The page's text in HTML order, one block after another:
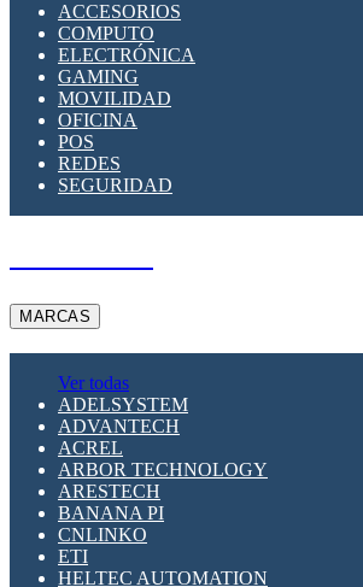
SUPRESOR DE TRANSIENTES
APLICACIONES FOTOVOLTAICAS
ACCESORIOS
COMPUTO
ELECTRÓNICA
GAMING
MOVILIDAD
OFICINA
POS
REDES
SEGURIDAD
MARCAS
Ver todas
ADELSYSTEM
ADVANTECH
ACREL
ARBOR TECHNOLOGY
ARESTECH
BANANA PI
CNLINKO
ETI
HELTEC AUTOMATION